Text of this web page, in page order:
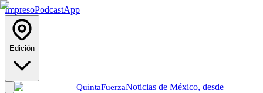
ImpresoPodcastApp
Edición
QuintaFuerzaNoticias de México, desde